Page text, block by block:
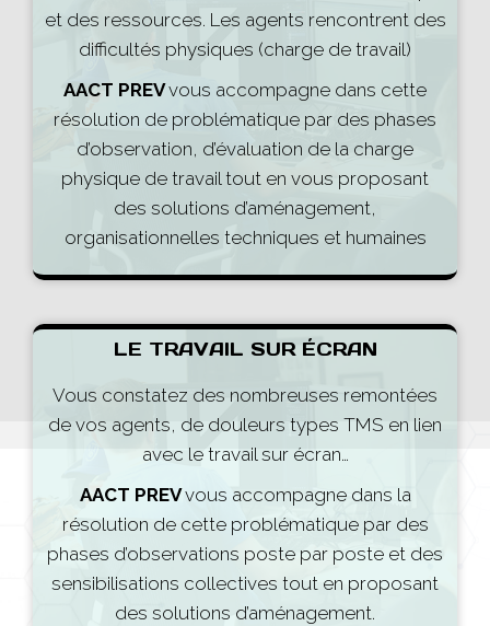
et des ressources. Les agents rencontrent des
difficultés physiques (charge de travail)
AACT PREVvous accompagne dans cette
résolution de problématique par des phases
d’observation, d’évaluation de la charge
physique de travail tout en vous proposant
des solutions d’aménagement,
organisationnelles techniques et humaines
LE TRAVAIL SUR ÉCRAN
Vous constatez des nombreuses remontées
de vos agents, de douleurs types TMS en lien
avec le travail sur écran…
AACT PREVvous accompagne dans la
résolution de cette problématique par des
phases d’observations poste par poste et des
sensibilisations collectives tout en proposant
des solutions d’aménagement.